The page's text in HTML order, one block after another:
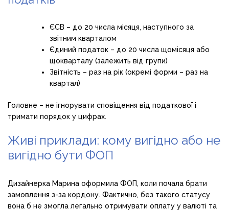
ЄСВ – до 20 числа місяця, наступного за
звітним кварталом
Єдиний податок – до 20 числа щомісяця або
щокварталу (залежить від групи)
Звітність – раз на рік (окремі форми – раз на
квартал)
Головне – не ігнорувати сповіщення від податкової і
тримати порядок у цифрах.
Живі приклади: кому вигідно або не
вигідно бути ФОП
Дизайнерка Марина оформила ФОП, коли почала брати
замовлення з-за кордону. Фактично, без такого статусу
вона б не змогла легально отримувати оплату у валюті та